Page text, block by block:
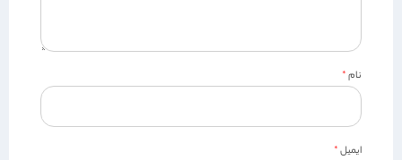
نام*
ایمیل*